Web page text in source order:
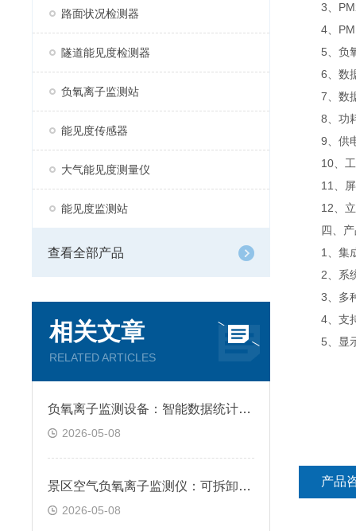
路面状况检测器
隧道能见度检测器
负氧离子监测站
能见度传感器
大气能见度测量仪
能见度监测站
查看全部产品
相关文章
RELATED ARTICLES
负氧离子监测设备：智能数据统计分析，自动生成周期监测报表
2026-05-08
景区空气负氧离子监测仪：可拆卸防尘过滤，日常维护简单无需拆机
2026-05-08
3、
4、
5、负氧
6、数据
7、数据
8、功
9、供电
10、工
11、屏幕
12、立杆
四、产
1、集成
2、系统
3、多种
4、支持
5、显示
产品